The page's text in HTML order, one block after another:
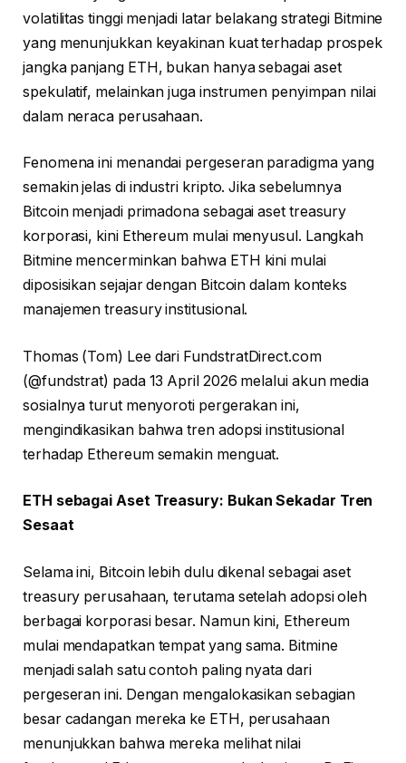
volatilitas tinggi menjadi latar belakang strategi Bitmine
yang menunjukkan keyakinan kuat terhadap prospek
jangka panjang ETH, bukan hanya sebagai aset
spekulatif, melainkan juga instrumen penyimpan nilai
dalam neraca perusahaan.
Fenomena ini menandai pergeseran paradigma yang
semakin jelas di industri kripto. Jika sebelumnya
Bitcoin menjadi primadona sebagai aset treasury
korporasi, kini Ethereum mulai menyusul. Langkah
Bitmine mencerminkan bahwa ETH kini mulai
diposisikan sejajar dengan Bitcoin dalam konteks
manajemen treasury institusional.
Thomas (Tom) Lee dari FundstratDirect.com
(@fundstrat) pada 13 April 2026 melalui akun media
sosialnya turut menyoroti pergerakan ini,
mengindikasikan bahwa tren adopsi institusional
terhadap Ethereum semakin menguat.
ETH sebagai Aset Treasury: Bukan Sekadar Tren
Sesaat
Selama ini, Bitcoin lebih dulu dikenal sebagai aset
treasury perusahaan, terutama setelah adopsi oleh
berbagai korporasi besar. Namun kini, Ethereum
mulai mendapatkan tempat yang sama. Bitmine
menjadi salah satu contoh paling nyata dari
pergeseran ini. Dengan mengalokasikan sebagian
besar cadangan mereka ke ETH, perusahaan
menunjukkan bahwa mereka melihat nilai